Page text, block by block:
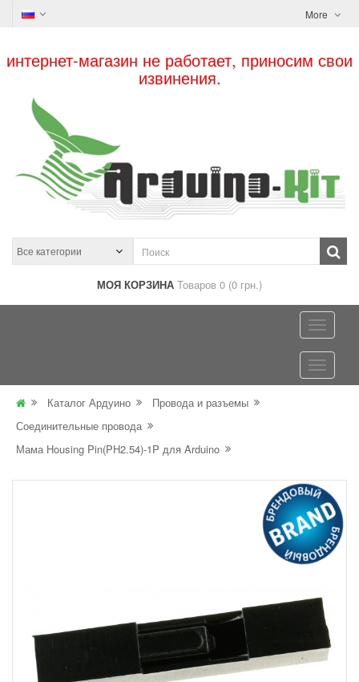
More
интернет-магазин не работает, приносим свои
извинения.
МОЯ КОРЗИНА Товаров 0 (0 грн.)
Каталог Ардуино
Провода и разъемы
Соединительные провода
Мама Housing Pin(PH2.54)-1P для Arduino